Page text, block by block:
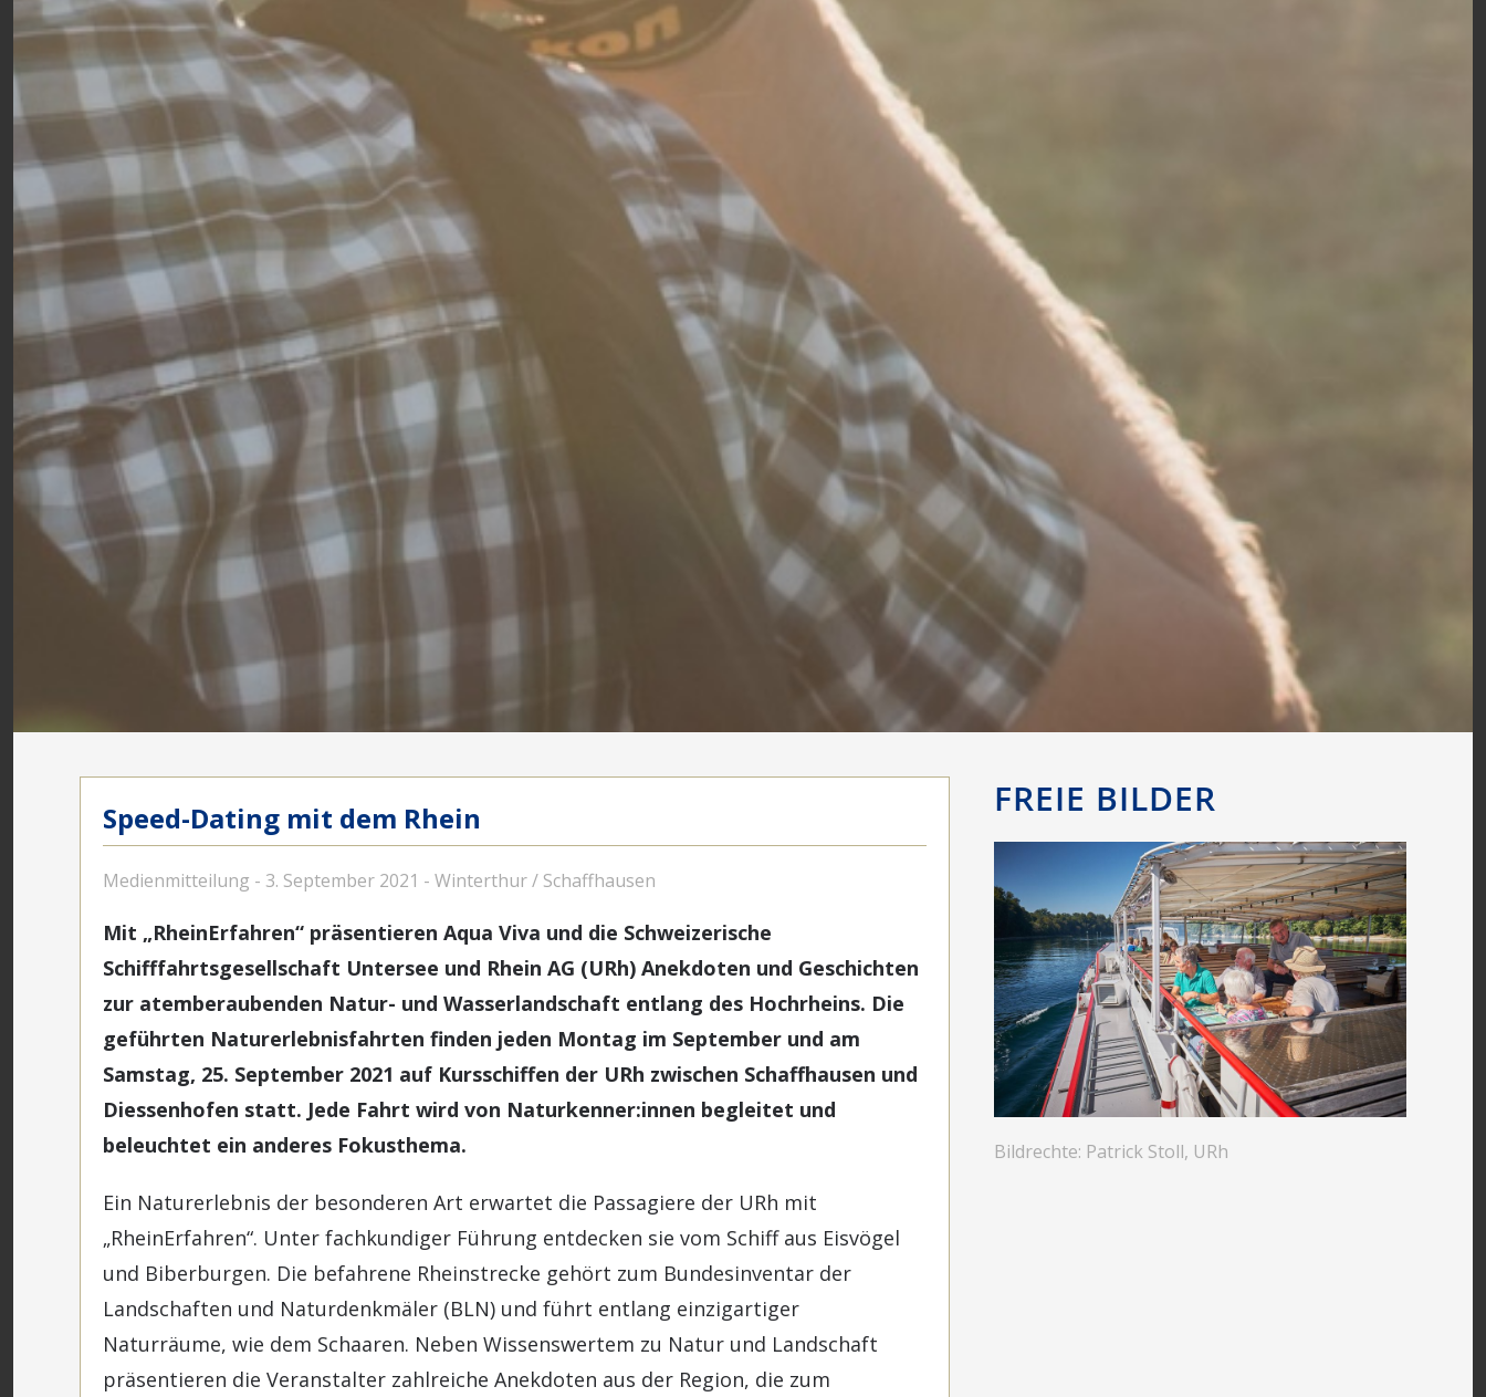
Speed-Dating mit dem Rhein
Medienmitteilung - 3. September 2021 - Winterthur / Schaffhausen
Mit „RheinErfahren“ präsentieren Aqua Viva und die Schweizerische
Schifffahrtsgesellschaft Untersee und Rhein AG (URh) Anekdoten und Geschichten
zur atemberaubenden Natur- und Wasserlandschaft entlang des Hochrheins. Die
geführten Naturerlebnisfahrten finden jeden Montag im September und am
Samstag, 25. September 2021 auf Kursschiffen der URh zwischen Schaffhausen und
Diessenhofen statt. Jede Fahrt wird von Naturkenner:innen begleitet und
beleuchtet ein anderes Fokusthema.
Ein Naturerlebnis der besonderen Art erwartet die Passagiere der URh mit
„RheinErfahren“. Unter fachkundiger Führung entdecken sie vom Schiff aus Eisvögel
und Biberburgen. Die befahrene Rheinstrecke gehört zum Bundesinventar der
Landschaften und Naturdenkmäler (BLN) und führt entlang einzigartiger
Naturräume, wie dem Schaaren. Neben Wissenswertem zu Natur und Landschaft
präsentieren die Veranstalter zahlreiche Anekdoten aus der Region, die zum
FREIE BILDER
Bildrechte: Patrick Stoll, URh